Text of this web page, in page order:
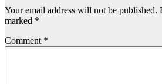
Your email address will not be published.
marked *
Comment *